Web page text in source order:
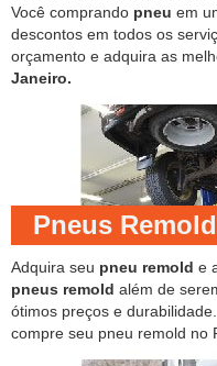
Você comprando pneu em
descontos em todos os
orçamento e adquira as
Janeiro.
Pneus Remold
Adquira seu pneu remold e
pneus remold além de
ótimos preços e
compre seu pneu remold no